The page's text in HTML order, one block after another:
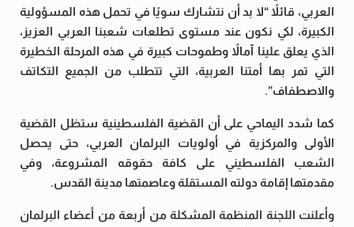
العربي، قائلاً “لا بد أن نتشارك سويًا في تحمل هذه المسؤولية
الكبيرة، لكي نكون عند مستوى تطلعات شعبنا العربي العزيز،
الذي يعلق علينا آمالاً وطموحات كبيرة في هذه المرحلة الخطيرة
التي تمر بها أمتنا العربية، التي تتطلب من الجميع التكاتف
والاصطفاف”.
كما شدد اليماحي على أن القضية الفلسطينية ستظل القضية
الأولى والمركزية في أولويات البرلمان العربي، حتى يحصل
الشعب الفلسطيني على كافة حقوقه المشروعة، وفي
مقدمتها إقامة دولته المستقلة وعاصمتها مدينة القدس.
وأعلنت اللجنة المنظمة المشكلة من أربعة من أعضاء البرلمان